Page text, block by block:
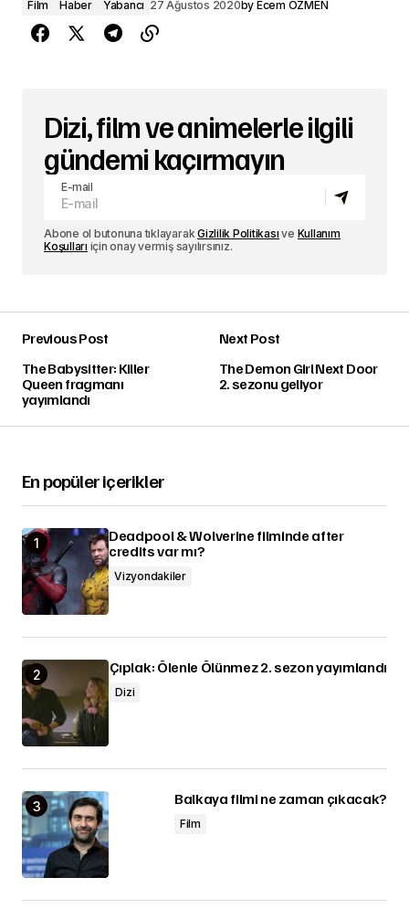
Film Haber Yabancı 27 Ağustos 2020by Ecem ÖZMEN
Dizi, film ve animelerle ilgili
gündemi kaçırmayın
E-mail
Abone ol butonuna tıklayarakGizlilik Politikası ve Kullanım
Koşulları için onay vermiş sayılırsınız.
Previous Post
The Babysitter: Killer
Queen fragmanı
yayımlandı
Next Post
The Demon Girl Next Door
2. sezonu geliyor
En popüler içerikler
Deadpool & Wolverine filminde after
credits var mı?
Vizyondakiler
Çıplak: Ölenle Ölünmez 2. sezon yayımlandı
Dizi
Balkaya filmi ne zaman çıkacak?
Film